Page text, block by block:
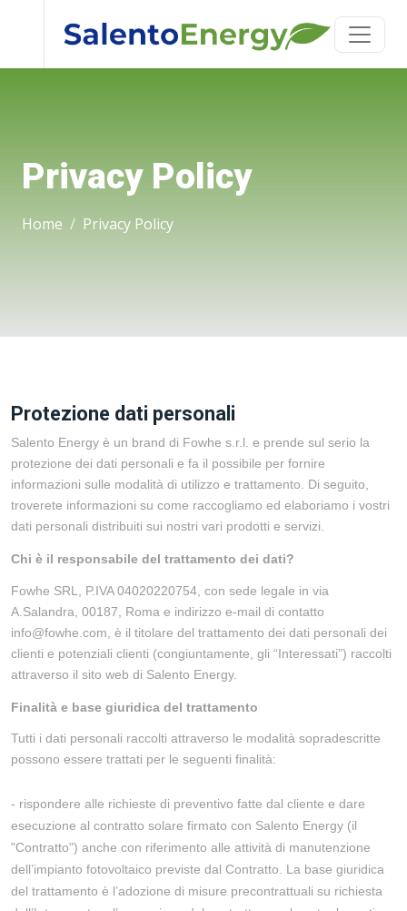
Privacy Policy
Home Privacy Policy
Protezione dati personali
Salento Energy è un brand di Fowhe s.r.l. e prende sul serio la
protezione dei dati personali e fa il possibile per fornire
informazioni sulle modalità di utilizzo e trattamento. Di seguito,
troverete informazioni su come raccogliamo ed elaboriamo i vostri
dati personali distribuiti sui nostri vari prodotti e servizi.
Chi è il responsabile del trattamento dei dati?
Fowhe SRL, P.IVA 04020220754, con sede legale in via
A.Salandra, 00187, Roma e indirizzo e-mail di contatto
info@fowhe.com, è il titolare del trattamento dei dati personali dei
clienti e potenziali clienti (congiuntamente, gli “Interessati”) raccolti
attraverso il sito web di Salento Energy.
Finalità e base giuridica del trattamento
Tutti i dati personali raccolti attraverso le modalità sopradescritte
possono essere trattati per le seguenti finalità:
- rispondere alle richieste di preventivo fatte dal cliente e dare
esecuzione al contratto solare firmato con Salento Energy (il
"Contratto") anche con riferimento alle attività di manutenzione
dell’impianto fotovoltaico previste dal Contratto. La base giuridica
del trattamento è l’adozione di misure precontrattuali su richiesta